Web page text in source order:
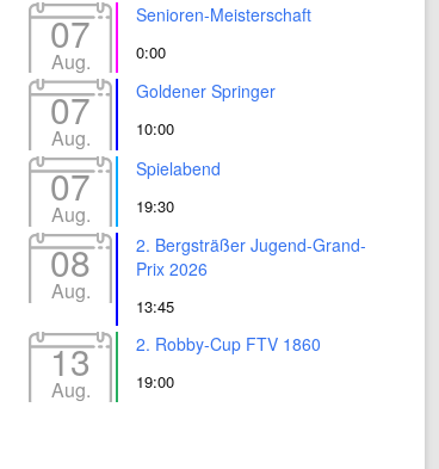
07
Aug.
Senioren-Meisterschaft
0:00
07
Aug.
Goldener Springer
10:00
07
Aug.
Spielabend
19:30
08
Aug.
2. Bergsträßer Jugend-Grand-
Prix 2026
13:45
13
Aug.
2. Robby-Cup FTV 1860
19:00